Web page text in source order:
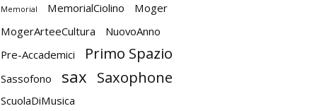
Memorial MemorialCiolino
Moger
MogerArteeCultura
NuovoAnno
Pre-Accademici
Primo Spazio
Sassofono sax Saxophone
ScuolaDiMusica